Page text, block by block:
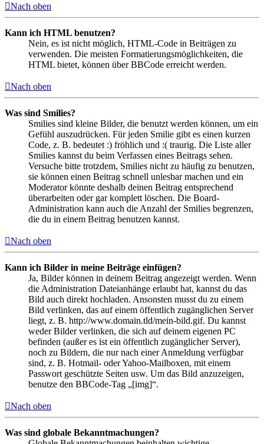
Nach oben
Kann ich HTML benutzen?
Nein, es ist nicht möglich, HTML-Code in Beiträgen zu
verwenden. Die meisten Formatierungsmöglichkeiten, die
HTML bietet, können über BBCode erreicht werden.
Nach oben
Was sind Smilies?
Smilies sind kleine Bilder, die benutzt werden können, um ein
Gefühl auszudrücken. Für jeden Smilie gibt es einen kurzen
Code, z. B. bedeutet :) fröhlich und :( traurig. Die Liste aller
Smilies kannst du beim Verfassen eines Beitrags sehen.
Versuche bitte trotzdem, Smilies nicht zu häufig zu benutzen,
sie können einen Beitrag schnell unlesbar machen und ein
Moderator könnte deshalb deinen Beitrag entsprechend
überarbeiten oder gar komplett löschen. Die Board-
Administration kann auch die Anzahl der Smilies begrenzen,
die du in einem Beitrag benutzen kannst.
Nach oben
Kann ich Bilder in meine Beiträge einfügen?
Ja, Bilder können in deinem Beitrag angezeigt werden. Wenn
die Administration Dateianhänge erlaubt hat, kannst du das
Bild auch direkt hochladen. Ansonsten musst du zu einem
Bild verlinken, das auf einem öffentlich zugänglichen Server
liegt, z. B. http://www.domain.tld/mein-bild.gif. Du kannst
weder Bilder verlinken, die sich auf deinem eigenen PC
befinden (außer es ist ein öffentlich zugänglicher Server),
noch zu Bildern, die nur nach einer Anmeldung verfügbar
sind, z. B. Hotmail- oder Yahoo-Mailboxen, mit einem
Passwort geschützte Seiten usw. Um das Bild anzuzeigen,
benutze den BBCode-Tag „[img]“.
Nach oben
Was sind globale Bekanntmachungen?